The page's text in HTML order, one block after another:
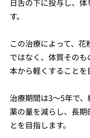
す。
この治療によって、
ではなく、体質その
本から軽くすることを
治療期間は3〜5年で、
薬の量を減らし、長
とを目指します。